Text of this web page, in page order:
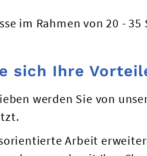
im Rahmen von 20 -
sich Ihre
werden Sie von
Arbeit